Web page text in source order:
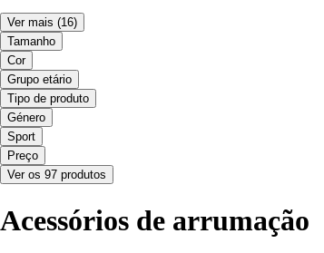
Ver mais (16)
Tamanho
Cor
Grupo etário
Tipo de produto
Género
Sport
Preço
Ver os 97 produtos
Acessórios de arrumação